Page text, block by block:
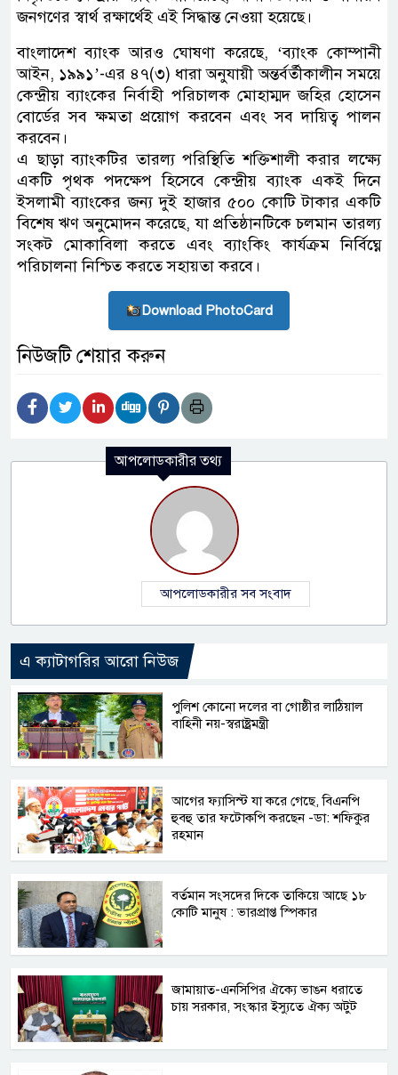
জনগণের স্বার্থ রক্ষার্থেই এই সিদ্ধান্ত নেওয়া হয়েছে।
বাংলাদেশ ব্যাংক আরও ঘোষণা করেছে, ‘ব্যাংক কোম্পানী
আইন, ১৯৯১’-এর ৪৭(৩) ধারা অনুযায়ী অন্তর্বর্তীকালীন সময়ে
কেন্দ্রীয় ব্যাংকের নির্বাহী পরিচালক মোহাম্মদ জহির হোসেন
বোর্ডের সব ক্ষমতা প্রয়োগ করবেন এবং সব দায়িত্ব পালন
করবেন।
এ ছাড়া ব্যাংকটির তারল্য পরিস্থিতি শক্তিশালী করার লক্ষ্যে
একটি পৃথক পদক্ষেপ হিসেবে কেন্দ্রীয় ব্যাংক একই দিনে
ইসলামী ব্যাংকের জন্য দুই হাজার ৫০০ কোটি টাকার একটি
বিশেষ ঋণ অনুমোদন করেছে, যা প্রতিষ্ঠানটিকে চলমান তারল্য
সংকট মোকাবিলা করতে এবং ব্যাংকিং কার্যক্রম নির্বিঘ্নে
পরিচালনা নিশ্চিত করতে সহায়তা করবে।
Download PhotoCard
নিউজটি শেয়ার করুন
আপলোডকারীর তথ্য
আপলোডকারীর সব সংবাদ
এ ক্যাটাগরির আরো নিউজ
পুলিশ কোনো দলের বা গোষ্ঠীর লাঠিয়াল
বাহিনী নয়-স্বরাষ্ট্রমন্ত্রী
আগের ফ্যাসিস্ট যা করে গেছে, বিএনপি
হুবহু তার ফটোকপি করছেন -ডা: শফিকুর
রহমান
বর্তমান সংসদের দিকে তাকিয়ে আছে ১৮
কোটি মানুষ : ভারপ্রাপ্ত স্পিকার
জামায়াত-এনসিপির ঐক্যে ভাঙন ধরাতে
চায় সরকার, সংস্কার ইস্যুতে ঐক্য অটুট